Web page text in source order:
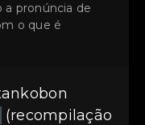
a pronúncia de
o que é
(recompilação